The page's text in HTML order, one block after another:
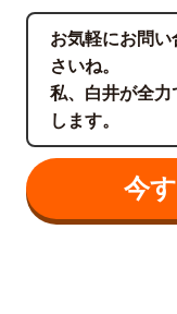
お気軽にお問い
さいね。
私、白井が全力
します。
今